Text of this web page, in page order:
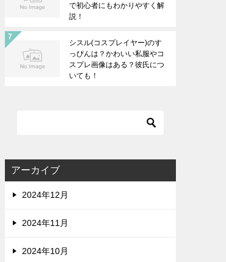
で初心者にもわかりやすく解
説！
シスル(コスプレイヤー)のす
っぴんは？かわいい私服やコ
スプレ画像はある？彼氏につ
いても！
アーカイブ
2024年12月
2024年11月
2024年10月